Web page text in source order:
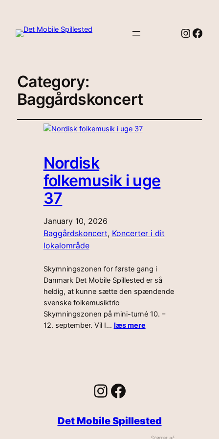
Category:
Baggårdskoncert
Nordisk
folkemusik i uge
37
January 10, 2026
Baggårdskoncert, Koncerter i dit
lokalområde
Skymningszonen for første gang i
Danmark Det Mobile Spillested er så
heldig, at kunne sætte den spændende
svenske folkemusiktrio
Skymningszonen på mini-turné 10. –
12. september. Vil I… læs mere
Instagram Facebook
Det Mobile Spillested